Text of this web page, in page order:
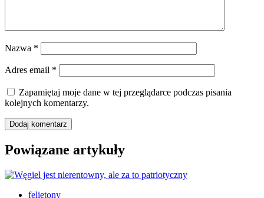
Nazwa *
Adres email *
Zapamiętaj moje dane w tej przeglądarce podczas pisania
kolejnych komentarzy.
Powiązane artykuły
felietony